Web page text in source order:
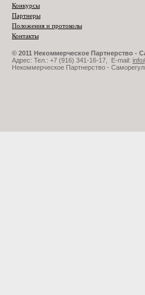
Конкурсы
Партнеры
Положения и протоколы
Контакты
© 2011 Некоммерческое Партнерство -
Адрес: Тел.: +7 (916) 341-16-17, E-mail:
Некоммерческое Партнерство -